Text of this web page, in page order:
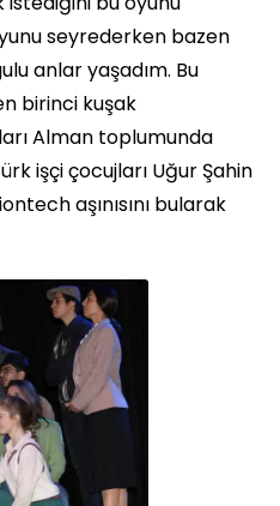
seyrederken bazen
anlar yaşadım. Bu
birinci kuşak
Alman toplumunda
işçi çocujları Uğur Şahin
aşınısını bularak